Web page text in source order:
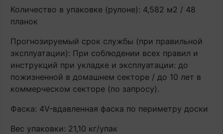
Количество в упаковке (рулоне): 4,582 м2 / 48
планок
Прогнозируемый срок службы (при правильной
эксплуатации): При соблюдении всех правил и
инструкций при укладке и эксплуатации: до
пожизненной в домашнем секторе / до 10 лет в
коммерческом секторе (по запросу).
Фаска: 4V-вдавленная фаска по периметру доски
Вес упаковки: 21,10 кг/упак